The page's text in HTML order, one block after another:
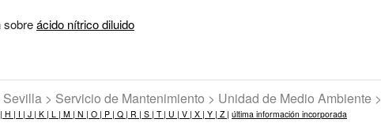
sobreácido nítrico diluido
> Servicio de Mantenimiento > Unidad de Medio Ambiente >
H | I | J | K | L | M | N | O | P | Q | R | S | T | U | V | X | Y | Z | última información incorporada